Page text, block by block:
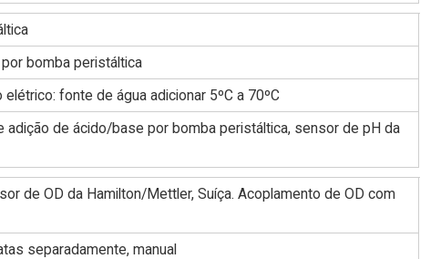
bomba peristáltica
fonte de água adicionar 5ºC a 70ºC
adição de ácido/base por bomba peristáltica, sensor de pH da
de OD da Hamilton/Mettler, Suíça. Acoplamento de OD com
separadamente, manual